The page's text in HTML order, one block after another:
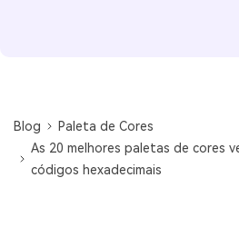
Blog
Paleta de Cores
As 20 melhores paletas de cores
códigos hexadecimais